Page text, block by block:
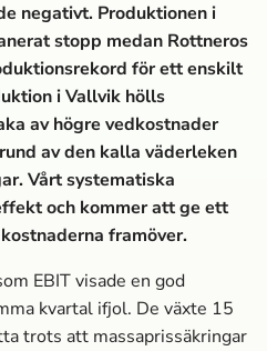
negativt. Produktionen i
stopp medan Rottneros
för ett enskilt
i Vallvik hölls
av högre vedkostnader
av den kalla väderleken
Vårt systematiska
och kommer att ge ett
framöver.
EBIT visade en god
kvartal ifjol. De växte 15
trots att massa­prissäkringar